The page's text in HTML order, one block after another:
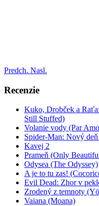
Predch. Nasl.
Recenzie
Kuko, Drobček a
Still Stuffed)
Volanie vody (Par
Spider-Man: Nový
Kavej 2
Prameň (Only
Odysea (The Odyssey)
A je to tu zas!
Evil Dead: Zhor v
Zrodený z temnoty
Vaiana (Moana)